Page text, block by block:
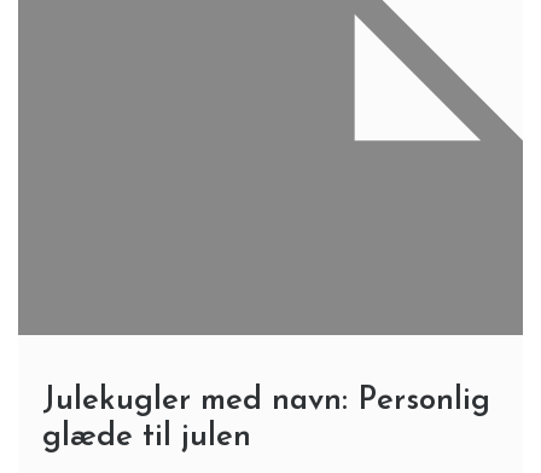
Julekugler med navn: Personlig
glæde til julen